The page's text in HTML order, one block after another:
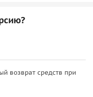
возврат средств при